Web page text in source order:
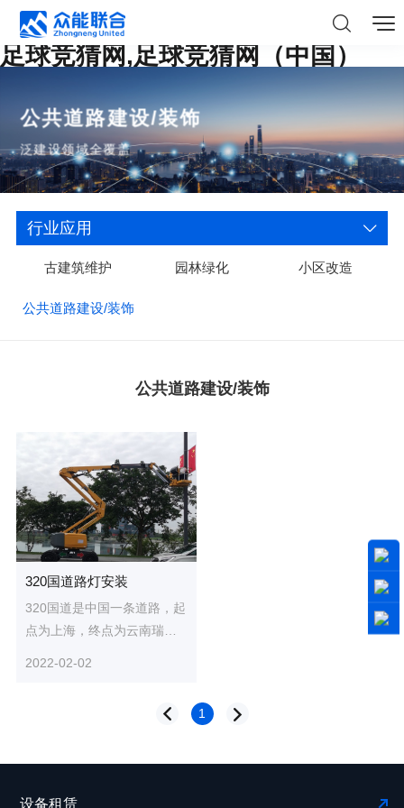
足球竞猜网,足球竞猜网（中国）
公共道路建设/装饰
泛建设领域全覆盖
行业应用
古建筑维护 园林绿化 小区改造
公共道路建设/装饰
公共道路建设/装饰
320国道路灯安装
320国道是中国一条道路，起
点为上海，终点为云南瑞丽
2022-02-02
1
设备租赁